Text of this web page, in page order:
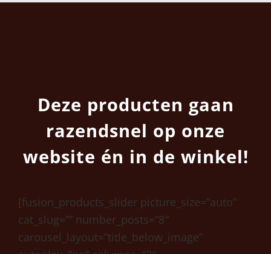
Deze producten gaan
razendsnel op onze
website én in de winkel!
[fusion_products_slider picture_size=”auto”
cat_slug=”” number_posts=”8″
carousel_layout=”title_below_image”